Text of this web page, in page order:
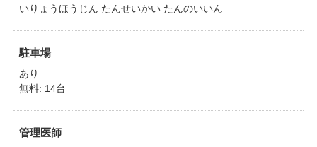
いりょうほうじん たんせいかい たんのいいん
駐車場
あり
無料: 14台
管理医師